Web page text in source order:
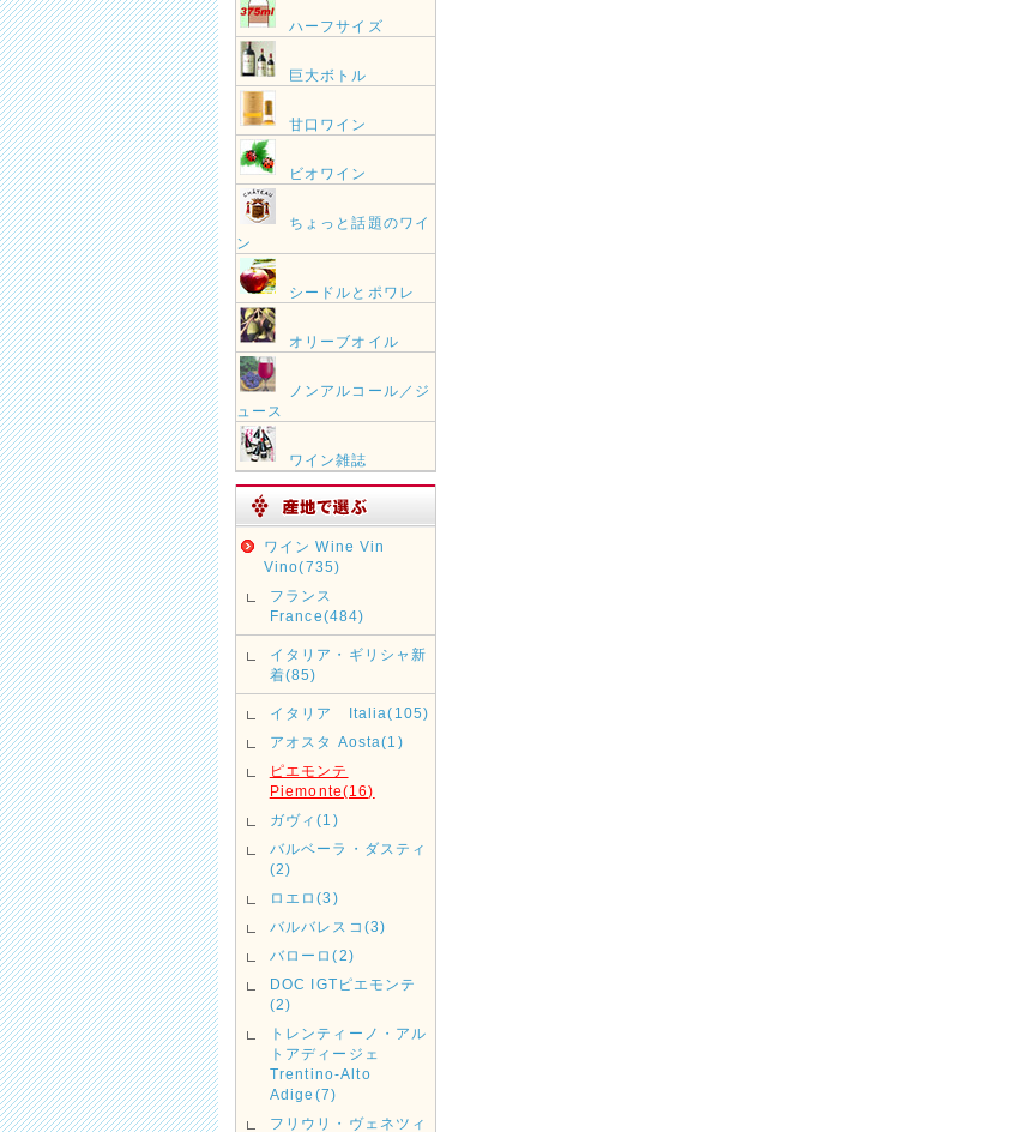
ハーフサイズ
巨大ボトル
甘口ワイン
ビオワイン
ちょっと話題のワイ
ン
シードルとポワレ
オリーブオイル
ノンアルコール／ジ
ュース
ワイン雑誌
ワイン Wine Vin
Vino(735)
フランス
France(484)
イタリア・ギリシャ新
着(85)
イタリア Italia(105)
アオスタ Aosta(1)
ピエモンテ
Piemonte(16)
ガヴィ(1)
バルベーラ・ダスティ
(2)
ロエロ(3)
バルバレスコ(3)
バローロ(2)
DOC IGTピエモンテ
(2)
トレンティーノ・アル
トアディージェ
Trentino-Alto
Adige(7)
フリウリ・ヴェネツィ